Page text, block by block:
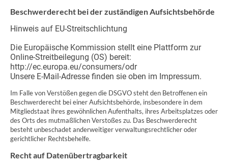
Beschwerderecht bei der zuständigen Aufsichtsbehörde
Hinweis auf EU-Streitschlichtung
Die Europäische Kommission stellt eine Plattform zur
Online-Streitbeilegung (OS) bereit:
http://ec.europa.eu/consumers/odr
Unsere E-Mail-Adresse finden sie oben im Impressum.
Im Falle von Verstößen gegen die DSGVO steht den Betroffenen ein
Beschwerderecht bei einer Aufsichtsbehörde, insbesondere in dem
Mitgliedstaat ihres gewöhnlichen Aufenthalts, ihres Arbeitsplatzes oder
des Orts des mutmaßlichen Verstoßes zu. Das Beschwerderecht
besteht unbeschadet anderweitiger verwaltungsrechtlicher oder
gerichtlicher Rechtsbehelfe.
Recht auf Datenübertragbarkeit